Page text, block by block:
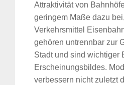
Attraktivität von
geringem Maße dazu
Verkehrsmittel
gehören untrennbar zur
Stadt und sind wichtiger
Erscheinungsbildes.
verbessern nicht zuletzt